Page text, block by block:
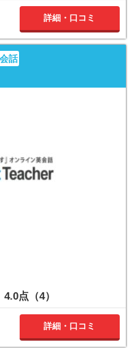
詳細・口コミ
話
4.0点（4）
詳細・口コミ